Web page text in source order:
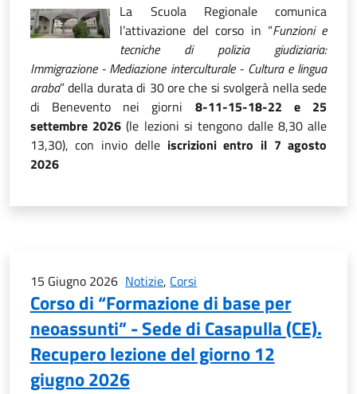
La Scuola Regionale comunica
l’attivazione del corso in “Funzioni e
tecniche di polizia giudiziaria:
Immigrazione - Mediazione interculturale - Cultura e lingua
araba” della durata di 30 ore che si svolgerà nella sede
di Benevento nei giorni 8-11-15-18-22 e 25
settembre 2026(le lezioni si tengono dalle 8,30 alle
13,30), con invio delle iscrizioni entro il 7 agosto
2026
15 Giugno 2026 Notizie, Corsi
Corso di “Formazione di base per
neoassunti” - Sede di Casapulla (CE).
Recupero lezione del giorno 12
giugno 2026